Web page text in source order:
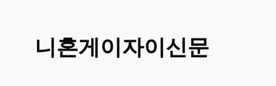
니혼게이자이신문